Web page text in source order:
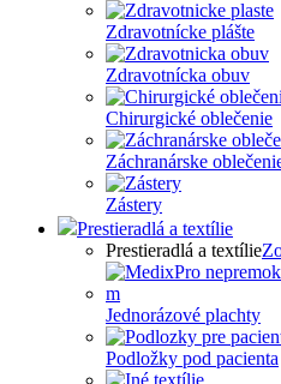
Zdravotnícke plášte
Zdravotnícka obuv
Chirurgické oblečenie
Záchranárske
Zástery
Prestieradlá a textílie
Prestieradlá a textílie
Jednorázové plachty
Podložky pod pacienta